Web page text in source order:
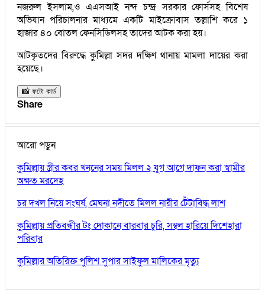
নজরুল ইসলাম,ও এএসআই নন্দ চন্দ্র সরকার ফোর্সসহ বিশেষ
অভিযান পরিচালনার মাধ্যমে একটি মাইক্রোবাস তল্লাশি করে ১
হাজার ৪০ বোতল ফেনসিডিলসহ তাদের আটক করা হয়।
আটকৃতদের বিরুদ্ধে কুমিল্লা সদর দক্ষিণ থানায় মামলা দায়ের করা
হয়েছে।
📸 ফটো কার্ড
Share
আরো পড়ুন
কুমিল্লায় স্ত্রীর কবর খননের সময় মিলল ২ যুগ আগে দাফন করা স্বামীর
অক্ষত মরদেহ
চর দখল নিয়ে সংঘর্ষ, মেঘনা নদীতে মিলল নারীর টেঁটাবিদ্ধ লাশ
কুমিল্লায় প্রতিবন্ধীর টং দোকানে বারবার চুরি, সম্বল হারিয়ে দিশেহারা
পরিবার
কুমিল্লার অতিরিক্ত পুলিশ সুপার সাইফুল মালিকের মৃত্যু